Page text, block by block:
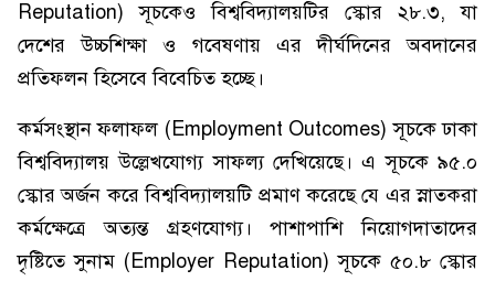
Reputation) সূচকেও বিশ্ববিদ্যালয়টির স্কোর ২৮.৩, যা
দেশের উচ্চশিক্ষা ও গবেষণায় এর দীর্ঘদিনের অবদানের
প্রতিফলন হিসেবে বিবেচিত হচ্ছে।
কর্মসংস্থান ফলাফল (Employment Outcomes) সূচকে ঢাকা
বিশ্ববিদ্যালয় উল্লেখযোগ্য সাফল্য দেখিয়েছে। এ সূচকে ৯৫.০
স্কোর অর্জন করে বিশ্ববিদ্যালয়টি প্রমাণ করেছে যে এর স্নাতকরা
কর্মক্ষেত্রে অত্যন্ত গ্রহণযোগ্য। পাশাপাশি নিয়োগদাতাদের
দৃষ্টিতে সুনাম (Employer Reputation) সূচকে ৫০.৮ স্কোর